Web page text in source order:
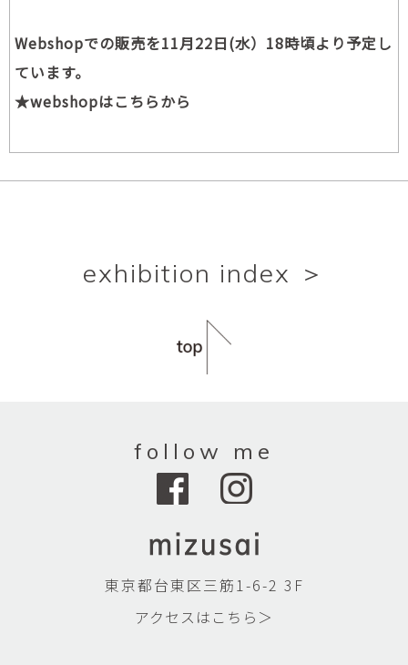
Webshopでの販売を11月22日(水）18時頃より予定し
ています。
★webshopはこちらから
exhibition index ＞
follow me
東京都台東区三筋1-6-2 3F
アクセスはこちら＞